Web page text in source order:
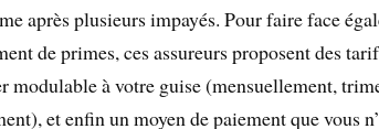
après plusieurs impayés. Pour faire face
de primes, ces assureurs proposent des
modulable à votre guise (mensuellement,
et enfin un moyen de paiement que vous